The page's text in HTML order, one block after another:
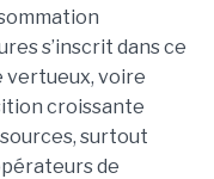
s’inscrit dans ce
vertueux, voire
croissante
surtout
de